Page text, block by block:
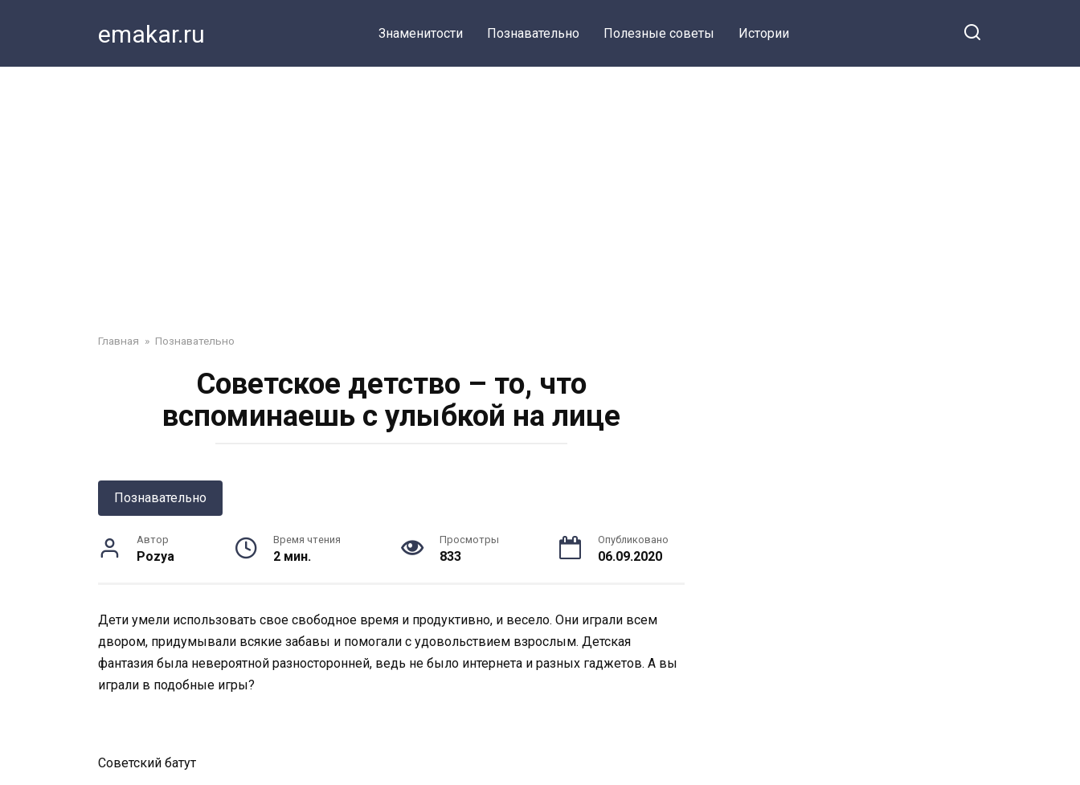
emakar.ru Знаменитости Познавательно Полезные советы Истории
Главная » Познавательно
Советское детство – то, что
вспоминаешь с улыбкой на лице
Познавательно
Автор
Pozya
Время чтения
2 мин.
Просмотры
833
Опубликовано
06.09.2020
Дети умели использовать свое свободное время и продуктивно, и весело. Они играли всем
двором, придумывали всякие забавы и помогали с удовольствием взрослым. Детская
фантазия была невероятной разносторонней, ведь не было интернета и разных гаджетов. А вы
играли в подобные игры?
Советский батут